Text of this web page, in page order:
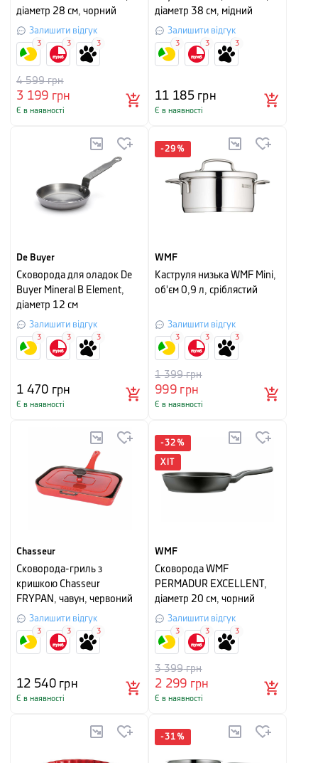
діаметр 28 см, чорний
Залишити відгук
3 199 грн
4 599грн
Є в наявності
3 3 3
діаметр 38 см, мідний
Залишити відгук
11 185грн
Є в наявності
3 3 3
De Buyer
Сковорода для оладок De
Buyer Mineral B Element,
діаметр 12 см
Залишити відгук
1 470 грн
Є в наявності
3 3 3
-29 %
WMF
Каструля низька WMF Mini,
об'єм 0,9 л, сріблястий
Залишити відгук
999грн
1 399грн
Є в наявності
3 3 3
Chasseur
Cковорода-гриль з
кришкою Chasseur
FRYPAN, чавун, червоний
Залишити відгук
12 540грн
Є в наявності
3 3 3
-32 %
ХІТ
WMF
Сковорода WMF
PERMADUR EXCELLENT,
діаметр 20 см, чорний
Залишити відгук
2 299 грн
3 399грн
Є в наявності
3 3 3
-31 %